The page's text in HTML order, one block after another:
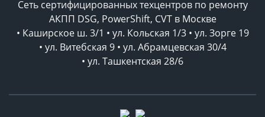
Сеть сертифицированных техцентров по ремонту
АКПП DSG, PowerShift, CVT в Москве
• Каширское ш. 3/1 • ул. Кольская 1/3 • ул. Зорге 19
• ул. Витебская 9 • ул. Абрамцевская 30/4
• ул. Ташкентская 28/6